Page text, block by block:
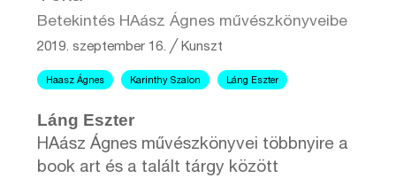
Betekintés HAász Ágnes művészkönyveibe
2019. szeptember 16. ╱Kunszt
Haasz Ágnes Karinthy Szalon Láng Eszter
Láng Eszter
HAász Ágnes művészkönyvei többnyire a
book art és a talált tárgy között